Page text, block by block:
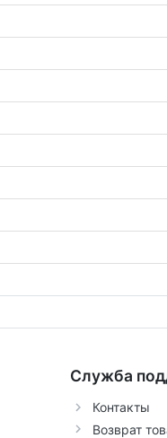
Служба
Контакты
Возврат